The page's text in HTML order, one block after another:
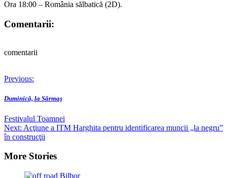
Ora 18:00 – România sălbatică (2D).
Comentarii:
comentarii
Post
navigation
Previous:
Duminică, la Sărmaş
Festivalul Toamnei
Next: Acţiune a ITM Harghita pentru identificarea muncii „la negru”
în construcţii
More Stories